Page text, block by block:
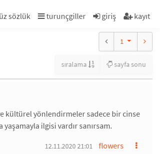
sözlük turunçgiller giriş kayıt
1
sıralama sayfa sonu
kültürel yönlendirmeler sadece bir cinse
ilgisi vardır sanırsam.
flowers
12.11.2020 21:01